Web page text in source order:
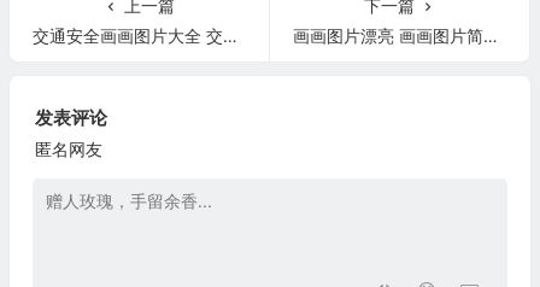
上一篇
交通安全画画图片大全 交通安全画画图片大全六年级
下一篇
画画图片漂亮 画画图片简单漂亮
发表评论
匿名网友